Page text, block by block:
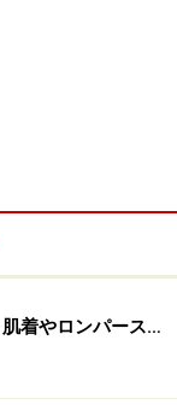
ク！
ック！
着やロンパース…